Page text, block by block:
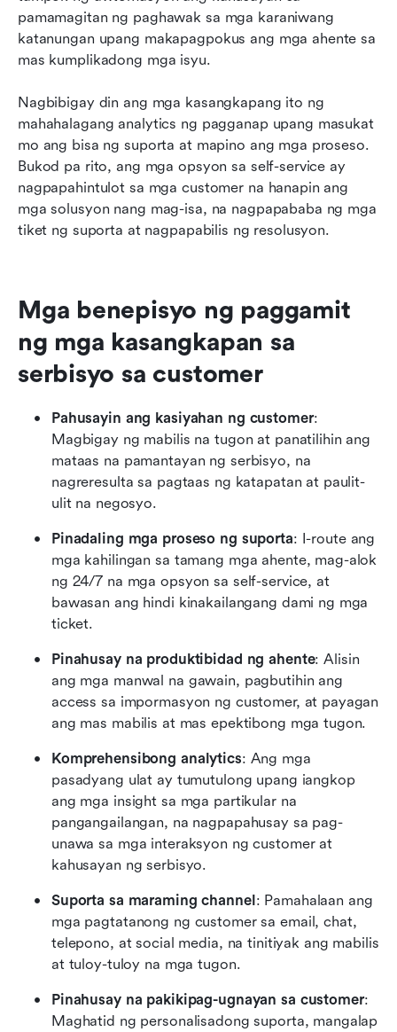
pamamagitan ng paghawak sa mga karaniwang
katanungan upang makapagpokus ang mga ahente sa
mas kumplikadong mga isyu.
Nagbibigay din ang mga kasangkapang ito ng
mahahalagang analytics ng pagganap upang masukat
mo ang bisa ng suporta at mapino ang mga proseso.
Bukod pa rito, ang mga opsyon sa self-service ay
nagpapahintulot sa mga customer na hanapin ang
mga solusyon nang mag-isa, na nagpapababa ng mga
tiket ng suporta at nagpapabilis ng resolusyon.
Mga benepisyo ng paggamit
ng mga kasangkapan sa
serbisyo sa customer
Pahusayin ang kasiyahan ng customer:
Magbigay ng mabilis na tugon at panatilihin ang
mataas na pamantayan ng serbisyo, na
nagreresulta sa pagtaas ng katapatan at paulit-
ulit na negosyo.
Pinadaling mga proseso ng suporta: I-route ang
mga kahilingan sa tamang mga ahente, mag-alok
ng 24/7 na mga opsyon sa self-service, at
bawasan ang hindi kinakailangang dami ng mga
ticket.
Pinahusay na produktibidad ng ahente: Alisin
ang mga manwal na gawain, pagbutihin ang
access sa impormasyon ng customer, at payagan
ang mas mabilis at mas epektibong mga tugon.
Komprehensibong analytics: Ang mga
pasadyang ulat ay tumutulong upang iangkop
ang mga insight sa mga partikular na
pangangailangan, na nagpapahusay sa pag-
unawa sa mga interaksyon ng customer at
kahusayan ng serbisyo.
Suporta sa maraming channel: Pamahalaan ang
mga pagtatanong ng customer sa email, chat,
telepono, at social media, na tinitiyak ang mabilis
at tuloy-tuloy na mga tugon.
Pinahusay na pakikipag-ugnayan sa customer:
Maghatid ng personalisadong suporta, mangalap